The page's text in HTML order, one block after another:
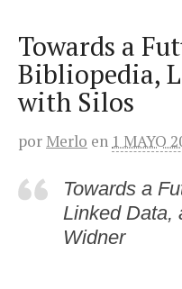
Towards a
Bibliopedia,
with Silos
por Merlo en 1 MAYO
Towards a
Linked Data,
Widner